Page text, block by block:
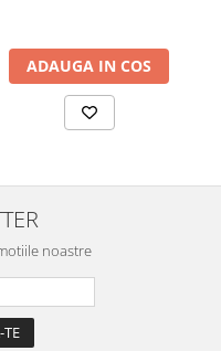
ADAUGA IN COS
noastre